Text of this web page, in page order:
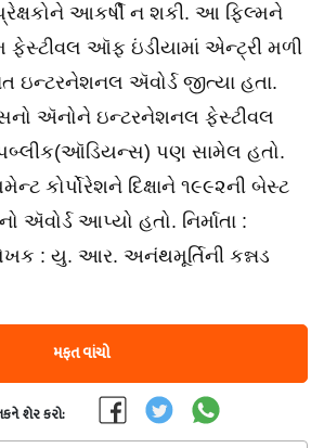
આકર્ષી ન શકી. આ ફિલ્મને
ફેસ્ટીવલ ઑફ ઇંડીયામાં એન્ટ્રી મળી
ઇન્ટરનેશનલ ઍવોર્ડ જીત્યા હતા.
ઍનોને ઇન્ટરનેશનલ ફેસ્ટીવલ
પબ્લીક(ઑડિયન્સ) પણ સામેલ હતો.
કોર્પોરેશને દિક્ષાને ૧૯૯૨ની બેસ્ટ
ઍવોર્ડ આપ્યો હતો. નિર્માતા :
: યુ. આર. અનંથમૂર્તિની કન્નડ
મફત વાંચો
શેર કરો: